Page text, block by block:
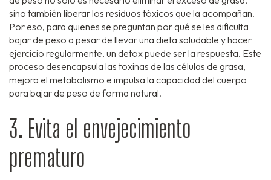
sino también liberar los residuos tóxicos que la acompañan.
Por eso, para quienes se preguntan por qué se les dificulta
bajar de peso a pesar de llevar una dieta saludable y hacer
ejercicio regularmente, un detox puede ser la respuesta. Este
proceso desencapsula las toxinas de las células de grasa,
mejora el metabolismo e impulsa la capacidad del cuerpo
para bajar de peso de forma natural.
3. Evita el envejecimiento
prematuro